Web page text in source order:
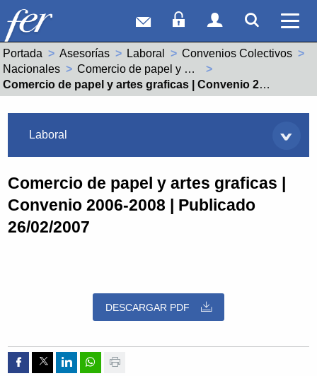
Correo webAcceso Socios
Acceso
Ver
Portada Asesorías Laboral
Convenios Colectivos
Nacionales
Comercio de papel y artes graficas (99001105011981)
Actual:
Comercio de papel y artes graficas | Convenio 2006-2008 | Publicado 26/02/2007
Laboral
Comercio de papel y artes graficas |
Convenio 2006-2008 | Publicado
26/02/2007
DESCARGAR PDF
Compartir por Facebook
Compartir por Twitter
Compartir por Linkedin
Compartir por whatsapp
Imprimir